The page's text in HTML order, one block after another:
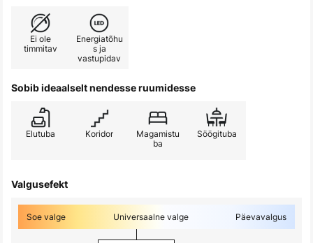
Ei ole
timmitav
Energiatõhu
s ja
vastupidav
Sobib ideaalselt nendesse ruumidesse
Elutuba Koridor
Magamistu
ba
Söögituba
Valgusefekt
Soe valge Universaalne valge Päevavalgus